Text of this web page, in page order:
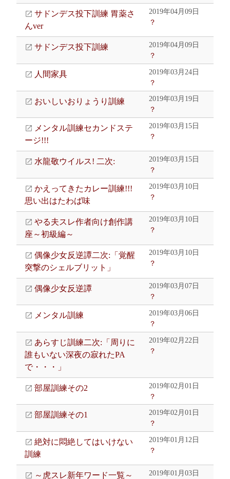
サドンデス投下訓練 胃薬さ
んver
2019年04月09日
？
サドンデス投下訓練
2019年04月09日
？
人間家具
2019年03月24日
？
おいしいおりょうり訓練
2019年03月19日
？
メンタル訓練セカンドステ
ージ!!!
2019年03月15日
？
水龍敬ウイルス! 二次:
2019年03月15日
？
かえってきたカレー訓練!!!
思い出はたわば味
2019年03月10日
？
やる夫スレ作者向け創作講
座～初級編～
2019年03月10日
？
偶像少女反逆譚二次:「覚醒
突撃のシェルブリット」
2019年03月10日
？
偶像少女反逆譚
2019年03月07日
？
メンタル訓練
2019年03月06日
？
あらすじ訓練二次:「周りに
誰もいない深夜の寂れたPA
で・・・」
2019年02月22日
？
部屋訓練その2
2019年02月01日
？
部屋訓練その1
2019年02月01日
？
絶対に悶絶してはいけない
訓練
2019年01月12日
？
～虎スレ新年ワード一覧～ 2019年01月03日